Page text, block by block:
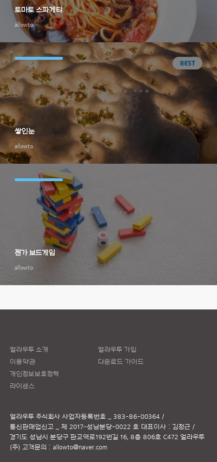
allowto
토마토 스파게티
allowto
쌓인눈
allowto
젠가 보드게임
얼라우투 소개
이용약관
개인정보보호정책
라이센스
얼라우투 가입
다운로드 가이드
얼라우투 주식회사 사업자등록번호 _ 383-86-00364 /
통신판매업신고 _ 제 2017-성남분당-0022 호 대표이사 : 김정근 /
경기도 성남시 분당구 판교역로192번길 16, 8층 806호 C472 얼라우투
(주) 고객문의 : allowto@naver.com